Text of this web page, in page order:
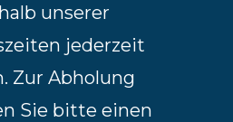
unserer
jederzeit
Zur Abholung
Sie bitte einen